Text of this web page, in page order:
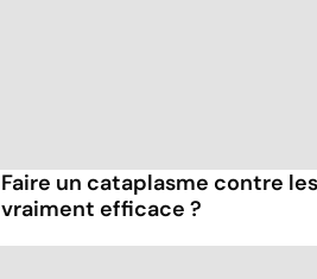
Faire un cataplasme contre
vraiment efficace ?